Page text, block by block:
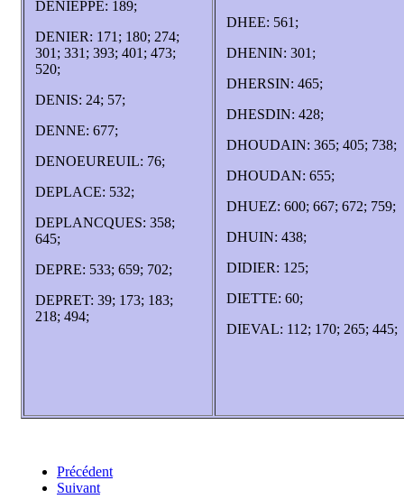
DENIEPPE: 189;
DENIER: 171; 180; 274;
301; 331; 393; 401; 473;
520;
DENIS: 24; 57;
DENNE: 677;
DENOEUREUIL: 76;
DEPLACE: 532;
DEPLANCQUES: 358;
645;
DEPRE: 533; 659; 702;
DEPRET: 39; 173; 183;
218; 494;
DHEE: 561;
DHENIN: 301;
DHERSIN: 465;
DHESDIN: 428;
DHOUDAIN: 365; 405; 738;
DHOUDAN: 655;
DHUEZ: 600; 667; 672; 759;
DHUIN: 438;
DIDIER: 125;
DIETTE: 60;
DIEVAL: 112; 170; 265; 445;
Précédent
Suivant